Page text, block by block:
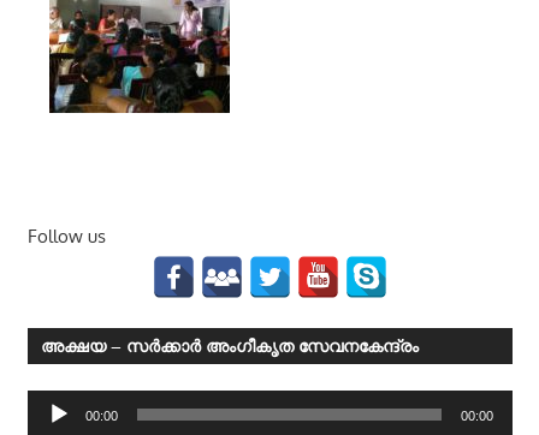
Follow us
അക്ഷയ – സര്‍ക്കാര്‍ അംഗീകൃത സേവനകേന്ദ്രം
Audio
00:00 00:00